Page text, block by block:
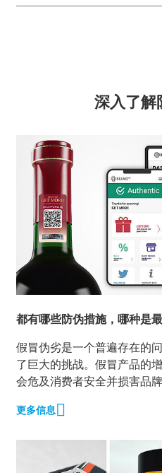
深入了解
都有哪些防伪措施，哪种是
假冒伪劣是一个普遍存在的
了巨大的挑战。假冒产品的
会危及消费者安全并损害品牌
更多信息